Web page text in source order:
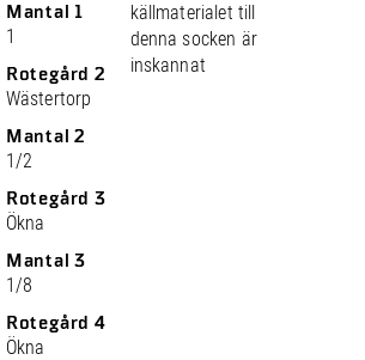
Mantal 1
1
Rotegård 2
Wästertorp
Mantal 2
1/2
Rotegård 3
Ökna
Mantal 3
1/8
Rotegård 4
Ökna
källmaterialet till
denna socken är
inskannat